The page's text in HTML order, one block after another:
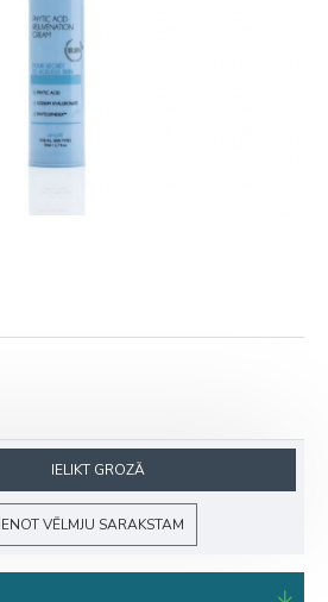
IELIKT GROZĀ
VĒLMJU SARAKSTAM